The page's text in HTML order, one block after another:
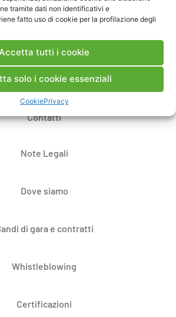
tramite dati non identificativi e
fatto uso di cookie per la profilazione degli
tutti i cookie
solo i cookie essenziali
CookiePrivacy
un commento
Contatti
Note Legali
Dove siamo
di gara e contratti
Whistleblowing
Certificazioni